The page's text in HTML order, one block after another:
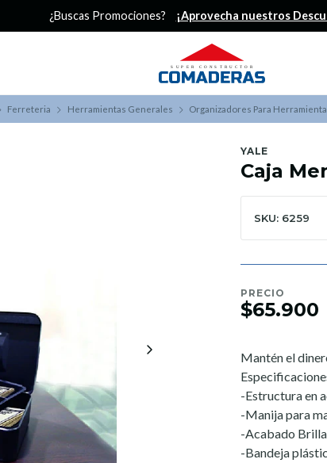
¿Buscas Promociones? ¡Aprovecha nuestros
Ferreteria Herramientas Generales Organizadores Para
YALE
Caja
SKU: 6259
PRECIO
$65.900
Mantén el
-Estructura en
-Manija para
-Acabado
-Bandeja